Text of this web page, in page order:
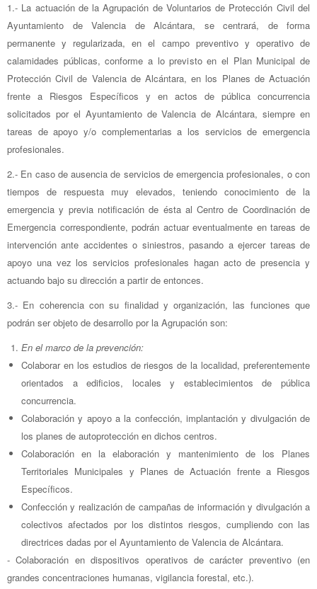
1.- La actuación de la Agrupación de Voluntarios de Protección Civil del
Ayuntamiento de Valencia de Alcántara, se centrará, de forma
permanente y regularizada, en el campo preventivo y operativo de
calamidades públicas, conforme a lo previsto en el Plan Municipal de
Protección Civil de Valencia de Alcántara, en los Planes de Actuación
frente a Riesgos Específicos y en actos de pública concurrencia
solicitados por el Ayuntamiento de Valencia de Alcántara, siempre en
tareas de apoyo y/o complementarias a los servicios de emergencia
profesionales.
2.- En caso de ausencia de servicios de emergencia profesionales, o con
tiempos de respuesta muy elevados, teniendo conocimiento de la
emergencia y previa notificación de ésta al Centro de Coordinación de
Emergencia correspondiente, podrán actuar eventualmente en tareas de
intervención ante accidentes o siniestros, pasando a ejercer tareas de
apoyo una vez los servicios profesionales hagan acto de presencia y
actuando bajo su dirección a partir de entonces.
3.- En coherencia con su finalidad y organización, las funciones que
podrán ser objeto de desarrollo por la Agrupación son:
En el marco de la prevención:
Colaborar en los estudios de riesgos de la localidad, preferentemente
orientados a edificios, locales y establecimientos de pública
concurrencia.
Colaboración y apoyo a la confección, implantación y divulgación de
los planes de autoprotección en dichos centros.
Colaboración en la elaboración y mantenimiento de los Planes
Territoriales Municipales y Planes de Actuación frente a Riesgos
Específicos.
Confección y realización de campañas de información y divulgación a
colectivos afectados por los distintos riesgos, cumpliendo con las
directrices dadas por el Ayuntamiento de Valencia de Alcántara.
- Colaboración en dispositivos operativos de carácter preventivo (en
grandes concentraciones humanas, vigilancia forestal, etc.).